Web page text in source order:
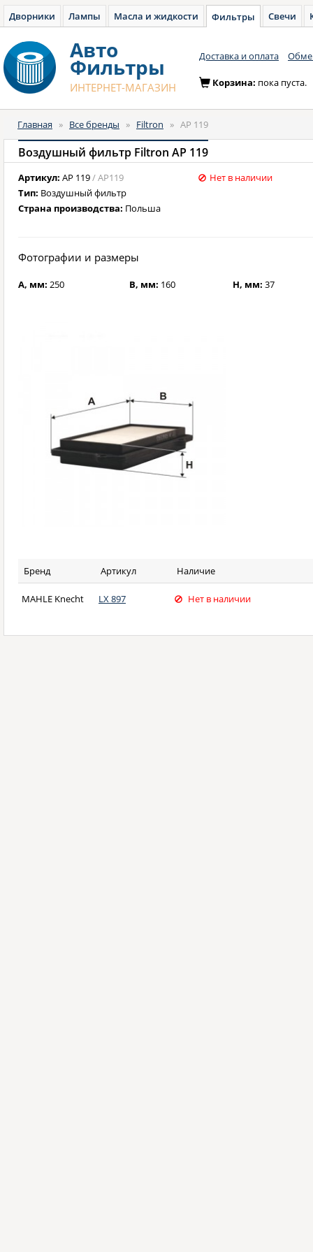
Дворники Лампы Масла и жидкости Фильтры Свечи
Авто
Фильтры
ИНТЕРНЕТ-МАГАЗИН
Доставка и оплата
Корзина: пока пуста.
Главная » Все бренды » Filtron » AP 119
Воздушный фильтр Filtron AP 119
Артикул: AP 119/ AP119
Тип: Воздушный фильтр
Страна производства: Польша
Нет в наличии
Фотографии и размеры
A, мм: 250 B, мм: 160 H, мм:37
Бренд Артикул Наличие
MAHLE Knecht LX 897 Нет в наличии